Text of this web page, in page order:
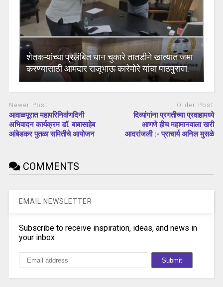
शेतकऱ्यांच्या प्रलंबित धान चुकारे तातडीने खात्यात जमा
करण्यासाठी आमदार राजूभाऊ कारेमोरे यांचा पाठपुरावा.
Newer Post
आवाळपूरात महापरिनिर्वाणदिनी
अभिवादन कार्यक्रम डॉ. बाबासाहेब
आंबेडकर पुतळा समितीचे आयोजन
Older Post
दिव्यांगांना प्रगतीच्या प्रवाहामध्ये
आणणे हीच महामानवाला खरी
आदरांजली :- प्राचार्य अनिल मुसळे
COMMENTS
EMAIL NEWSLETTER
Subscribe to receive inspiration, ideas, and news in
your inbox